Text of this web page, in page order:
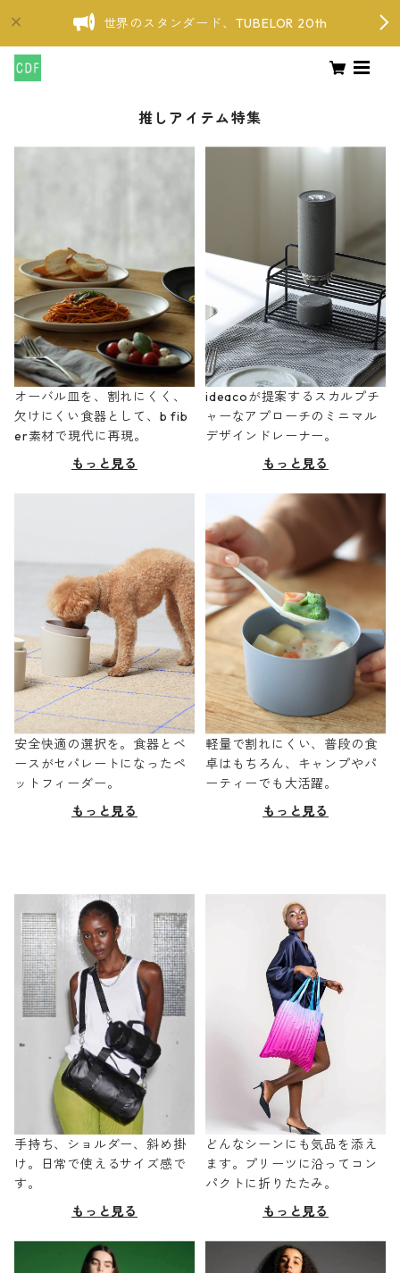
世界のスタンダード、TUBELOR 20th
推しアイテム特集
オーバル皿を、割れにくく、
欠けにくい食器として、b fib
er素材で現代に再現。
もっと見る
ideacoが提案するスカルプチ
ャーなアプローチのミニマル
デザインドレーナー。
もっと見る
安全快適の選択を。食器とベ
ースがセパレートになったペ
ットフィーダー。
もっと見る
軽量で割れにくい、普段の食
卓はもちろん、キャンプやパ
ーティーでも大活躍。
もっと見る
手持ち、ショルダー、斜め掛
け。日常で使えるサイズ感で
す。
もっと見る
どんなシーンにも気品を添え
ます。プリーツに沿ってコン
パクトに折りたたみ。
もっと見る